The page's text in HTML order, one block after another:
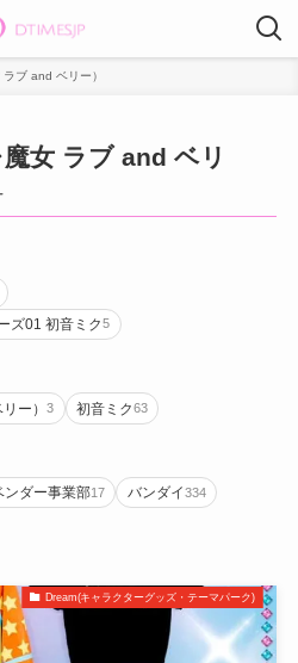
ブ and ベリー）
女 ラブ and ベリ
ズ01 初音ミク5
リー）3 初音ミク63
ンダー事業部17 バンダイ334
Dream(キャラクターグッズ・テーマパーク)